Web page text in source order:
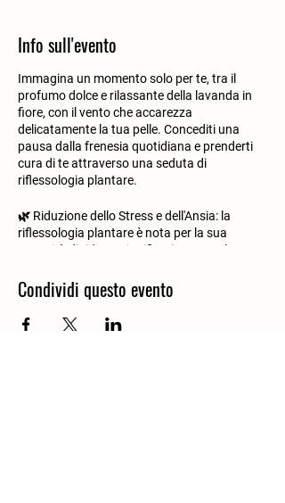
Info sull'evento
Immagina un momento solo per te, tra il
profumo dolce e rilassante della lavanda in
fiore, con il vento che accarezza
delicatamente la tua pelle. Concediti una
pausa dalla frenesia quotidiana e prenderti
cura di te attraverso una seduta di
riflessologia plantare.
🌿 Riduzione dello Stress e dell'Ansia: la
riflessologia plantare è nota per la sua
capacità di ridurre significativamente lo
pressione sui punti riflessi dei tuoi piedi
stimola il rilascio di endorfine, i
"neurotrasmettitori della felicità". Questo ti
aiuta a ripristinare la serenità, migliorando il
Condividi questo evento